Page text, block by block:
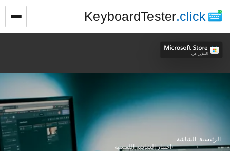
KeyboardTester.click
الرئيسية
›
الشاشة
›اختبار الشاشة اللمسية